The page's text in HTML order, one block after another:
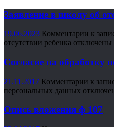
Заявление в школу об
19.06.2023 Комментарии к
отсутствии ребенка отключены
Согласие на обработку
21.11.2017 Комментарии к
персональных данных
Опись вложения ф 107